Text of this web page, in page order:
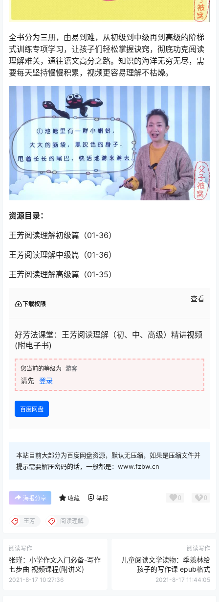
全书分为三册，由易到难，从初级到中级再到高级的阶梯
式训练专项学习，让孩子们轻松掌握诀窍，彻底功克阅读
理解难关，通往语文高分之路。知识的海洋无穷无尽，需
要每天坚持慢慢积累，视频更容易理解不枯燥。
资源目录：
王芳阅读理解初级篇（01-36）
王芳阅读理解中级篇（01-36）
王芳阅读理解高级篇（01-35）
下载权限
查看
好芳法课堂：王芳阅读理解（初、中、高级）精讲视频
(附电子书)
您当前的等级为 游客
请先 登录
百度网盘
本站目前大部分为百度网盘资源，默认无压缩，如果是压缩文件并
提示需要解压密码的话，一般都是：www.fzbw.cn
海报分享 收藏 举报 0 0
王芳 阅读理解
阅读写作
张瑾：小学作文入门必备-写作
七步曲 视频课程(附讲义)
2021-8-17 10:27:36
阅读写作
儿童阅读文学读物：季羡林给
孩子的写作课 epub格式
2021-8-17 11:44:05